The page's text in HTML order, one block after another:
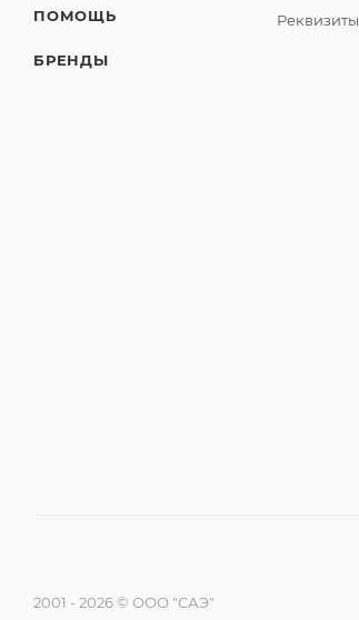
ПОМОЩЬ
БРЕНДЫ
Реквизиты
2001 - 2026 © ООО "САЭ"